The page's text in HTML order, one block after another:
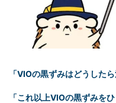
「VIOの黒ずみはどうしたら
「これ以上VIOの黒ずみを